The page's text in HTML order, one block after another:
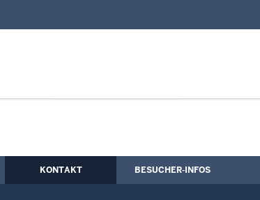
für Opferbelange in der
KONTAKT BESUCHER-INFOS